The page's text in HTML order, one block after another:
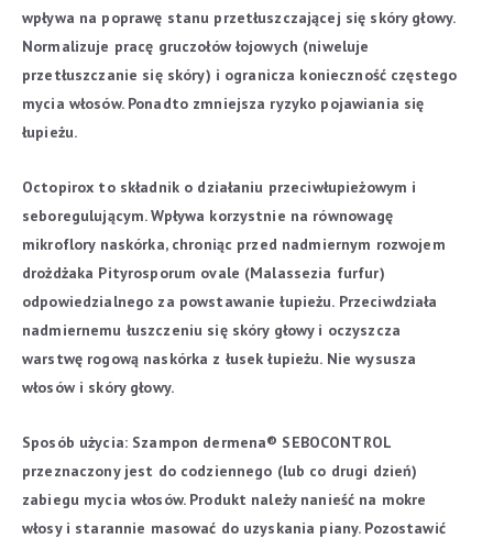
wpływa na poprawę stanu przetłuszczającej się skóry głowy.
Normalizuje pracę gruczołów łojowych (niweluje
przetłuszczanie się skóry) i ogranicza konieczność częstego
mycia włosów. Ponadto zmniejsza ryzyko pojawiania się
łupieżu.
Octopirox to składnik o działaniu przeciwłupieżowym i
seboregulującym. Wpływa korzystnie na równowagę
mikroflory naskórka, chroniąc przed nadmiernym rozwojem
drożdżaka Pityrosporum ovale (Malassezia furfur)
odpowiedzialnego za powstawanie łupieżu. Przeciwdziała
nadmiernemu łuszczeniu się skóry głowy i oczyszcza
warstwę rogową naskórka z łusek łupieżu. Nie wysusza
włosów i skóry głowy.
Sposób użycia:Szampon dermena® SEBOCONTROL
przeznaczony jest do codziennego (lub co drugi dzień)
zabiegu mycia włosów. Produkt należy nanieść na mokre
włosy i starannie masować do uzyskania piany. Pozostawić